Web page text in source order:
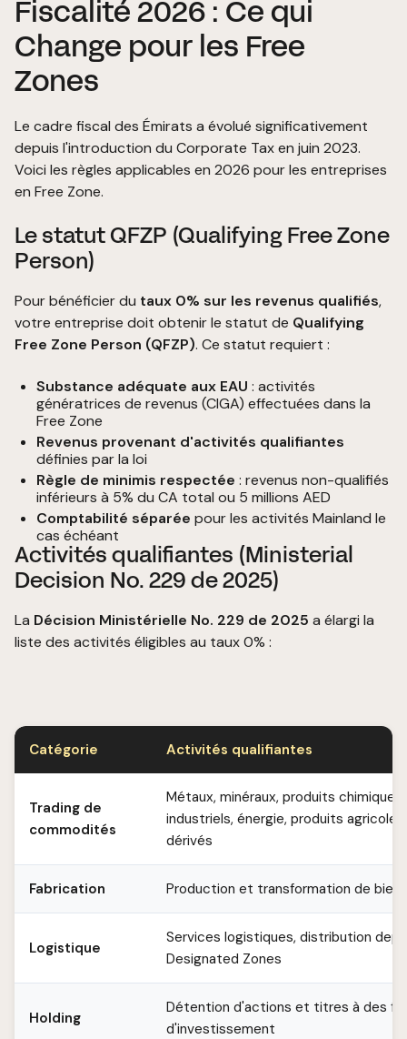
Fiscalité 2026 : Ce qui
Change pour les Free
Zones
Le cadre fiscal des Émirats a évolué significativement
depuis l'introduction du Corporate Tax en juin 2023.
Voici les règles applicables en 2026 pour les entreprises
en Free Zone.
Le statut QFZP (Qualifying Free Zone
Person)
Pour bénéficier du taux 0% sur les revenus qualifiés,
votre entreprise doit obtenir le statut de Qualifying
Free Zone Person (QFZP). Ce statut requiert :
Substance adéquate aux EAU : activités
génératrices de revenus (CIGA) effectuées dans la
Free Zone
Revenus provenant d'activités qualifiantes
définies par la loi
Règle de minimis respectée : revenus non-qualifiés
inférieurs à 5% du CA total ou 5 millions AED
Comptabilité séparée pour les activités Mainland le
cas échéant
Activités qualifiantes (Ministerial
Decision No. 229 de 2025)
La Décision Ministérielle No. 229 de 2025 a élargi la
liste des activités éligibles au taux 0% :
Catégorie Activités qualifiantes
Trading de
commodités
Métaux, minéraux, produits chimiques
industriels, énergie, produits
dérivés
Fabrication Production et transformation de biens
Logistique
Services logistiques, distribution
Designated Zones
Holding
Détention d'actions et titres à des
d'investissement